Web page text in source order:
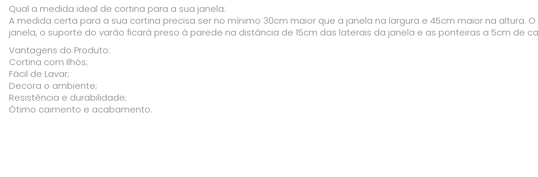
Qual a medida ideal de cortina para a sua janela:
A medida certa para a sua cortina precisa ser no mínimo 30cm maior que a janela na largura e 45cm maior na altura.
janela, o suporte do varão ficará preso à parede na distância de 15cm das laterais da janela e as ponteiras a 5cm de
Vantagens do Produto:
Cortina com Ilhós;
Fácil de Lavar;
Decora o ambiente;
Resistência e durabilidade;
Ótimo caimento e acabamento.